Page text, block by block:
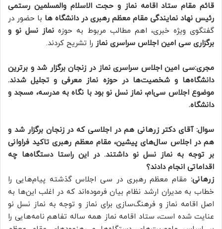
قائم مقام ستاد اقامه نماز و حجت الاسلام والمسلمین رستمی
رئیس نهاد نمایندگی مقام معظم رهبری در دانشگاه ها با حضور در
گفتگوی ویژه خبری، اهم مطالب مربوط به حوزه نماز نسل نو و
برگزاری سی امین اجلاس سراسری نماز را تشریح کردند.
مجری:سی امین اجلاس سراسری نماز در زنجان برگزار شد و برترین
دانشگاه‌ها و شخصیت‌ها در حوزه نماز معرفی و تجلیل شدند.
موضوع اجلاس سی‌ام، نماز نسل نو بود با نگاه به مدرسه، مسجد و
دانشگاه.
سوال: آقای دکتر زرهانی هم در اجلاسی که در زنجان برگزار شد و
هم در اجلاس سال‌های پیشین، مقام معظم رهبری تاکید فراوانی
بر توجه به نماز نسل نو داشتند. در این راستا دستگاه‌ها چه
اقداماتی انجام دادند؟
زرهانی: مقام معظم رهبری در سی اجلاس گذشته پیام‌هایی را
خطاب به مدیران ارشد نظام بیان فرموده‌اند که در اغلب این‌ها به
اصل اقامه نماز و فرهنگ‌سازی برای نماز و توجه به نماز نسل نو
عنایت شده است، ستاد اقامه نماز همه ساله تفاهم نامه‌هایی را